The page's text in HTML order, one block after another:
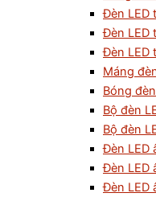
Đèn LED
Đèn LED
Đèn LED
Máng
Bóng
Bộ đèn
Bộ đèn
Đèn LED
Đèn LED
Đèn LED